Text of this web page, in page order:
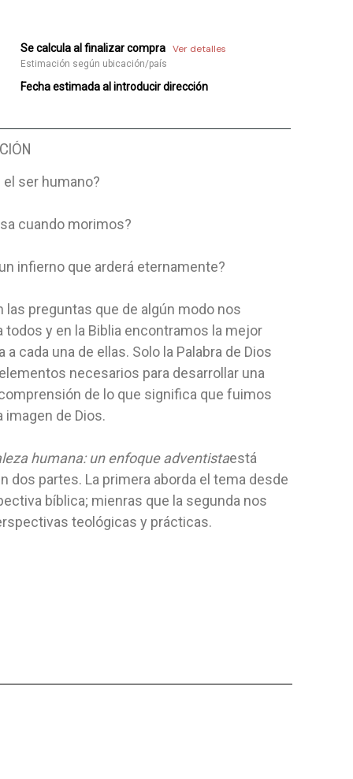
GRACIAS, PARA
acción de gracias
presencia de Dios
Editorial: Aces
Arnold Valentin Wallenkampf
Se calcula al finalizar compra Ver detalles
Estimación según ubicación/país
Fecha estimada al introducir dirección
el ser humano?
cuando morimos?
infierno que arderá eternamente?
las preguntas que de algún modo nos
todos y en la Biblia encontramos la mejor
a cada una de ellas. Solo la Palabra de Dios
necesarios para desarrollar una
de lo que significa que fuimos
imagen de Dios.
humana: un enfoque adventistaestá
dos partes. La primera aborda el tema desde
bíblica; mienras que la segunda nos
teológicas y prácticas.